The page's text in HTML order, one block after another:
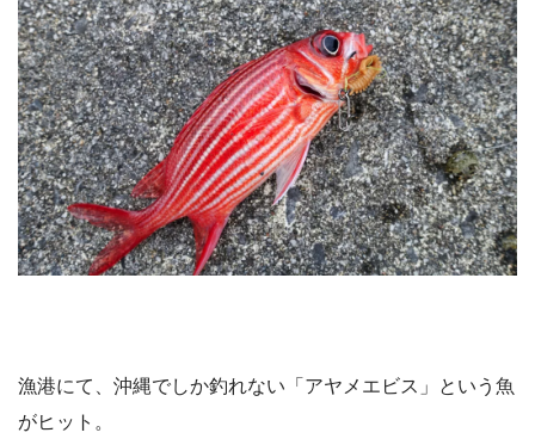
漁港にて、沖縄でしか釣れない「アヤメエビス」という魚
がヒット。